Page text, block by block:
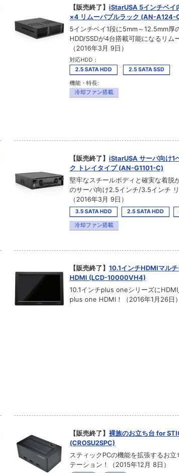
【販売終了】iStarUSA 5インチベイ
×4 リムーバブルラック (AN-A124-
5インチベイ1段に5mm～12.5mm厚
HDD/SSDが4台搭載可能になるリム
（2016年3月 9日）
対応HDD：
2.5 SATA HDD
2.5 SATA SSD
機能・特長:
冷却ファン搭載
【販売終了】iStarUSA サーバ向け1
ク トレイタイプ (AN-G1101-C)
堅牢なスチールボディと確実な着脱
のサーバ向け2.5インチ/3.5インチ
（2016年3月 9日）
3.5 SATA HDD 2.5 SATA HDD
冷却ファン搭載
【販売終了】10.1インチHDMIマル
HDMI (LCD-10000VH4)
10.1インチplus oneシリーズにHDMI
plus one HDMI！（2016年1月26日）
【販売終了】裸族のお立ち台 for
(CROSU2SPC)
スティックPCの機能を拡張するお
テーション！（2015年12月 8日）